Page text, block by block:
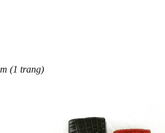
(1 trang)